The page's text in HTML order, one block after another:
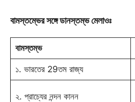
বামস্তম্ভের সঙ্গে ডানস্তম্ভ মেলাওঃ
বামস্তম্ভ
১. ভারতের 29তম রাজ্য
২. প্রাচ্যের নন্দন কানন